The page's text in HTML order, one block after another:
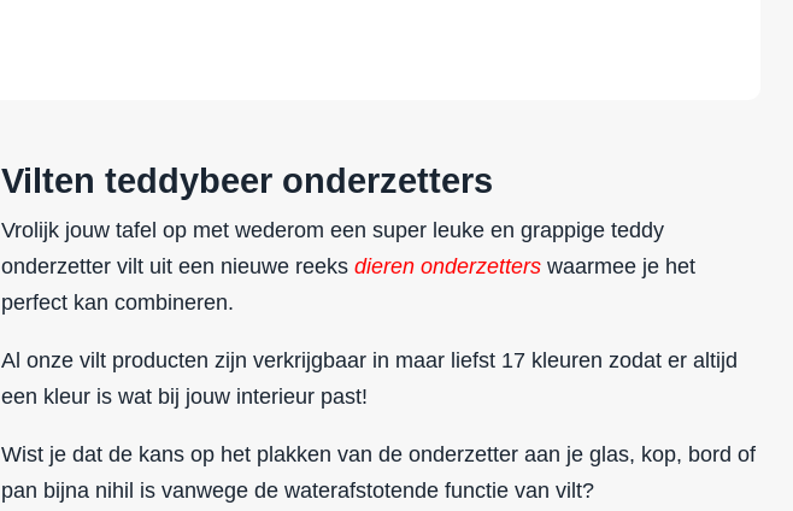
Vilten teddybeer onderzetters
Vrolijk jouw tafel op met wederom een super leuke en grappige teddy
onderzetter vilt uit een nieuwe reeks dieren onderzetters waarmee je het
perfect kan combineren.
Al onze vilt producten zijn verkrijgbaar in maar liefst 17 kleuren zodat er altijd
een kleur is wat bij jouw interieur past!
Wist je dat de kans op het plakken van de onderzetter aan je glas, kop, bord of
pan bijna nihil is vanwege de waterafstotende functie van vilt?